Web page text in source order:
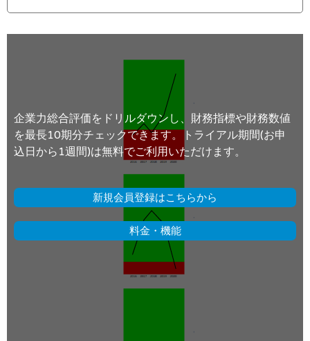
企業力総合評価をドリルダウンし、財務指標や財務数値
を最長10期分チェックできます。トライアル期間(お申
込日から1週間)は無料でご利用いただけます。
新規会員登録はこちらから
料金・機能